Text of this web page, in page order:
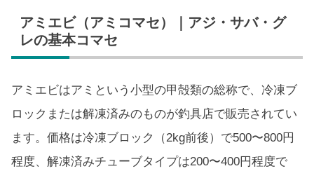
アミエビ（アミコマセ）｜アジ・サバ・グ
レの基本コマセ
アミエビはアミという小型の甲殻類の総称で、冷凍ブ
ロックまたは解凍済みのものが釣具店で販売されてい
ます。価格は冷凍ブロック（2kg前後）で500〜800円
程度、解凍済みチューブタイプは200〜400円程度で